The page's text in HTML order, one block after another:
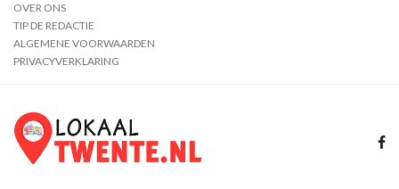
OVER ONS
TIP DE REDACTIE
ALGEMENE VOORWAARDEN
PRIVACYVERKLARING